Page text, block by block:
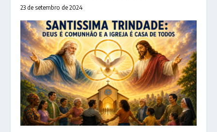
23 de setembro de 2024